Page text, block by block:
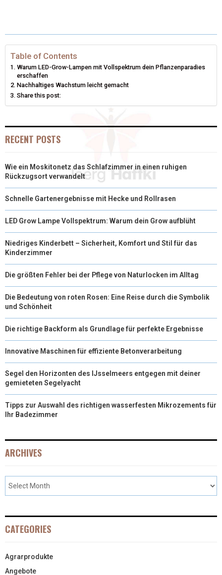
W
T
T
E
)
E
O
O
K
T
R
E
S
K
D
N
I
Table of Contents
Warum LED-Grow-Lampen mit Vollspektrum dein Pflanzenparadies
erschaffen
Nachhaltiges Wachstum leicht gemacht
Share this post:
RECENT POSTS
Wie ein Moskitonetz das Schlafzimmer in einen ruhigen
Rückzugsort verwandelt
Schnelle Gartenergebnisse mit Hecke und Rollrasen
LED Grow Lampe Vollspektrum: Warum dein Grow aufblüht
Niedriges Kinderbett – Sicherheit, Komfort und Stil für das
Kinderzimmer
Die größten Fehler bei der Pflege von Naturlocken im Alltag
Die Bedeutung von roten Rosen: Eine Reise durch die Symbolik
und Schönheit
Die richtige Backform als Grundlage für perfekte Ergebnisse
Innovative Maschinen für effiziente Betonverarbeitung
Segel den Horizonten des IJsselmeers entgegen mit deiner
gemieteten Segelyacht
Tipps zur Auswahl des richtigen wasserfesten Mikrozements für
Ihr Badezimmer
ARCHIVES
CATEGORIES
Agrarprodukte
Angebote